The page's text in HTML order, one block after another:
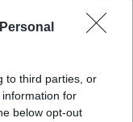
to third parties, or
for
below opt-out